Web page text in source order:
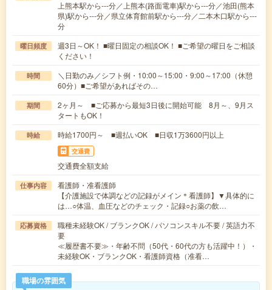
上熊本駅から---分／上熊本(路面電車)駅から---分／池田(熊本
県)駅から---分／県立体育館前駅から---分／二本木口駅から---
分
曜日頻度
週3日～OK！ ■曜日固定の相談OK！ ■ご希望の曜日をご相談
ください！
時間
＼日勤のみ／シフト例・10:00～15:00・9:00～17:00（休憩
60分）■ご希望があればその…
期間
2ヶ月～ ■ご応募から最短3日後に開始可能 8月～、9月ス
タートもOK！
時給 時給1700円～ ■週払いOK ■日収1万3600円以上
交通費
交通費全額支給
仕事内容
看護師・准看護師
【介護施設で体調などの記録がメイン＊看護師】▼具体的に
は…○体温、血圧などのチェック・記録○お薬の飲…
応募資格
職種未経験OK / ブランクOK / パソコンスキル不要 / 英語力不
要
≪履歴書不要≫・年齢不問（50代・60代の方も活躍中！）・
未経験OK・ブランクOK・看護師資格（准看…
職場の雰囲気